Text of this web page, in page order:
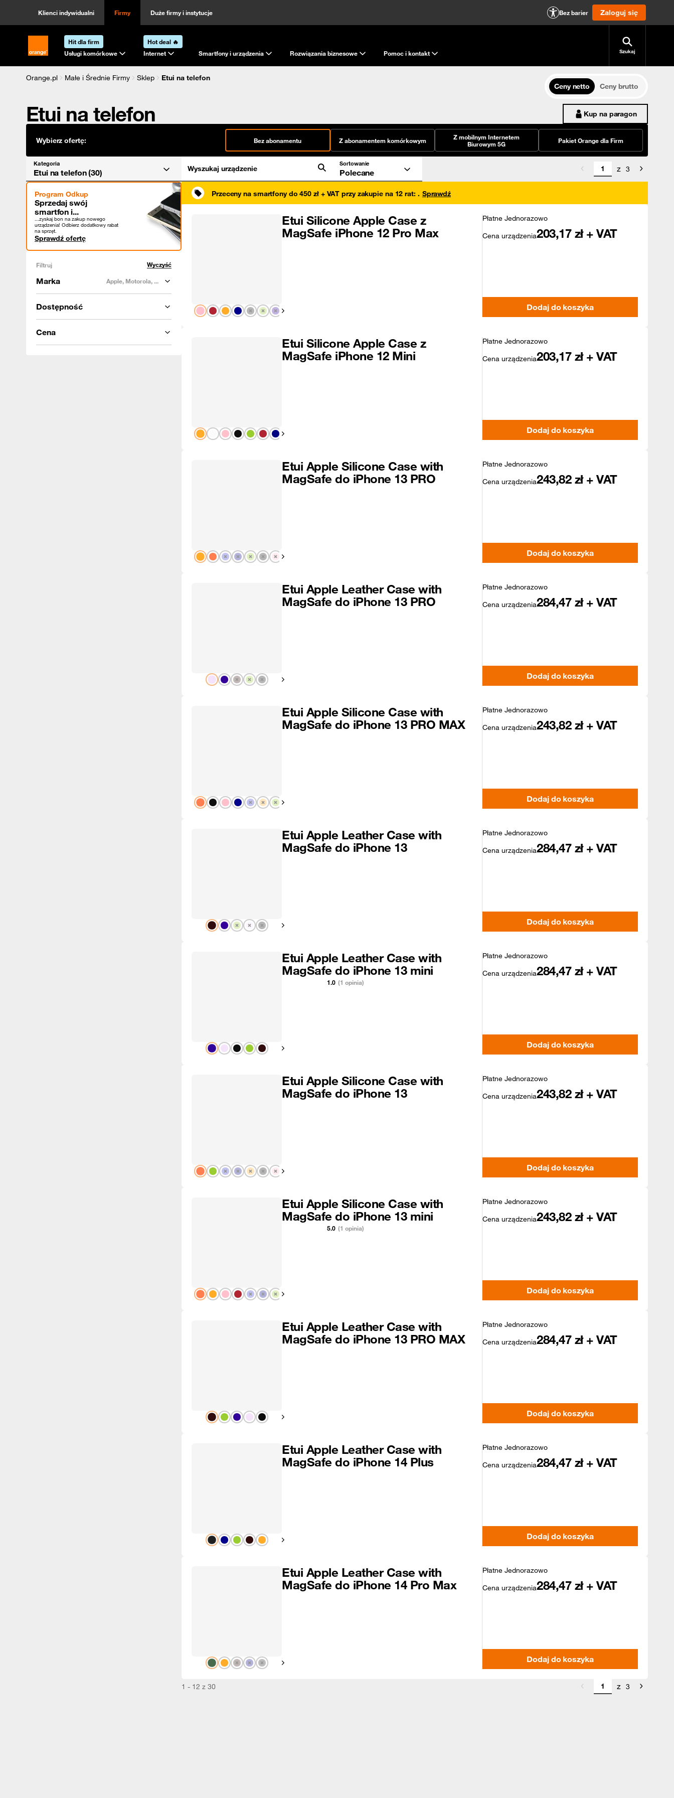
Klienci indywidualni Firmy Duże firmy i instytucje Bez barier Zaloguj się
Strona główna Orange.pl
Hit dla firm
Usługi komórkowe
Hot deal 🔥
Internet
Smartfony i urządzenia Rozwiązania biznesowe Pomoc i kontakt Szukaj
Orange.pl Małe i Średnie Firmy Sklep
Etui na telefon
Ceny netto
Ceny brutto
Etui na telefon Kup na paragon
Wybierz ofertę: Bez abonamentu Z abonamentem komórkowym
Z mobilnym Internetem
Biurowym 5G
Pakiet Orange dla Firm
Kategoria
Etui na telefon (30) Wyszukaj urządzenie
Sortowanie
Polecane z 3
Program Odkup
Sprzedaj swój
smartfon i...
...zyskaj bon na zakup nowego
urządzenia! Odbierz dodatkowy rabat
na sprzęt.
Sprawdź ofertę
Filtruj Wyczyść
Marka Apple, Motorola, ...
Dostępność
Cena
Przeceny na smartfony do 450 zł + VAT przy zakupie na 12 rat: . Sprawdź
Pokaż następny
Etui Silicone Apple Case z
MagSafe iPhone 12 Pro Max
Płatne Jednorazowo
Cena urządzenia203,17 zł + VAT
Dodaj do koszyka
Pokaż następny
Etui Silicone Apple Case z
MagSafe iPhone 12 Mini
Płatne Jednorazowo
Cena urządzenia203,17 zł + VAT
Dodaj do koszyka
Pokaż następny
Etui Apple Silicone Case with
MagSafe do iPhone 13 PRO
Płatne Jednorazowo
Cena urządzenia243,82 zł + VAT
Dodaj do koszyka
Pokaż następny
Etui Apple Leather Case with
MagSafe do iPhone 13 PRO
Płatne Jednorazowo
Cena urządzenia284,47 zł + VAT
Dodaj do koszyka
Pokaż następny
Etui Apple Silicone Case with
MagSafe do iPhone 13 PRO MAX
Płatne Jednorazowo
Cena urządzenia243,82 zł + VAT
Dodaj do koszyka
Pokaż następny
Etui Apple Leather Case with
MagSafe do iPhone 13
Płatne Jednorazowo
Cena urządzenia284,47 zł + VAT
Dodaj do koszyka
Pokaż następny
Etui Apple Leather Case with
MagSafe do iPhone 13 mini
1.0 (1 opinia)
Płatne Jednorazowo
Cena urządzenia284,47 zł + VAT
Dodaj do koszyka
Pokaż następny
Etui Apple Silicone Case with
MagSafe do iPhone 13
Płatne Jednorazowo
Cena urządzenia243,82 zł + VAT
Dodaj do koszyka
Pokaż następny
Etui Apple Silicone Case with
MagSafe do iPhone 13 mini
5.0 (1 opinia)
Płatne Jednorazowo
Cena urządzenia243,82 zł + VAT
Dodaj do koszyka
Pokaż następny
Etui Apple Leather Case with
MagSafe do iPhone 13 PRO MAX
Płatne Jednorazowo
Cena urządzenia284,47 zł + VAT
Dodaj do koszyka
Pokaż następny
Etui Apple Leather Case with
MagSafe do iPhone 14 Plus
Płatne Jednorazowo
Cena urządzenia284,47 zł + VAT
Dodaj do koszyka
Pokaż następny
Etui Apple Leather Case with
MagSafe do iPhone 14 Pro Max
Płatne Jednorazowo
Cena urządzenia284,47 zł + VAT
Dodaj do koszyka
1 - 12 z 30 z 3